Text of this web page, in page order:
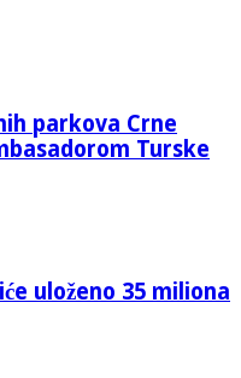
parkova Crne
Turske
uloženo 35 miliona